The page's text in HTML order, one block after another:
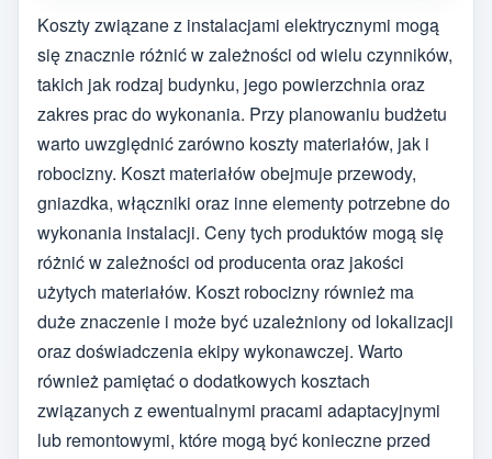
Koszty związane z instalacjami elektrycznymi mogą
się znacznie różnić w zależności od wielu czynników,
takich jak rodzaj budynku, jego powierzchnia oraz
zakres prac do wykonania. Przy planowaniu budżetu
warto uwzględnić zarówno koszty materiałów, jak i
robocizny. Koszt materiałów obejmuje przewody,
gniazdka, włączniki oraz inne elementy potrzebne do
wykonania instalacji. Ceny tych produktów mogą się
różnić w zależności od producenta oraz jakości
użytych materiałów. Koszt robocizny również ma
duże znaczenie i może być uzależniony od lokalizacji
oraz doświadczenia ekipy wykonawczej. Warto
również pamiętać o dodatkowych kosztach
związanych z ewentualnymi pracami adaptacyjnymi
lub remontowymi, które mogą być konieczne przed